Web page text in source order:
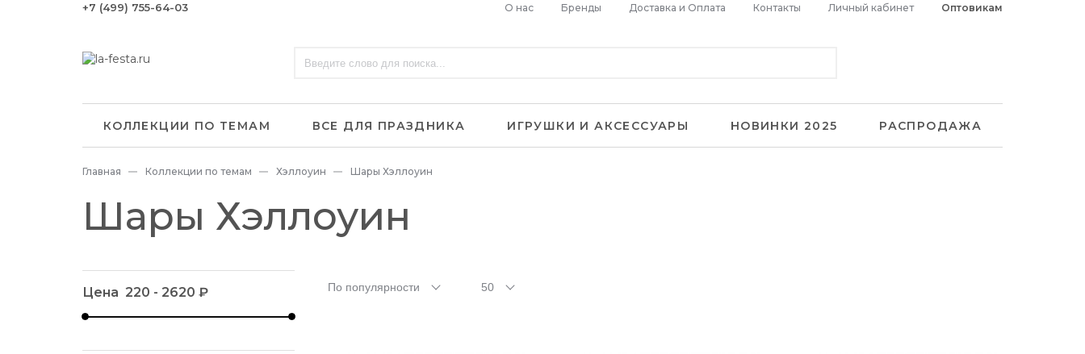
+7 (499) 755-64-03 О нас Бренды Доставка и Оплата Контакты Личный кабинет Оптовикам
КОЛЛЕКЦИИ ПО ТЕМАМ ВСЕ ДЛЯ ПРАЗДНИКА ИГРУШКИ И АКСЕССУАРЫ НОВИНКИ 2025 РАСПРОДАЖА
Главная Коллекции по темам Хэллоуин Шары Хэллоуин
Шары Хэллоуин
Цена 220 - 2620 ₽ По популярности 50